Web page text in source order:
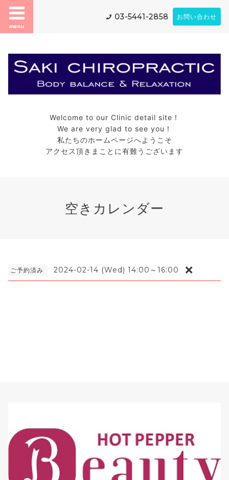
menu
03-5441-2858 お問い合わせ
Welcome to our Clinic detail site！
We are very glad to see you！
私たちのホームページへようこそ
アクセス頂きまことに有難うございます
空きカレンダー
ご予約済み 2024-02-14 (Wed) 14:00～16:00 ❌